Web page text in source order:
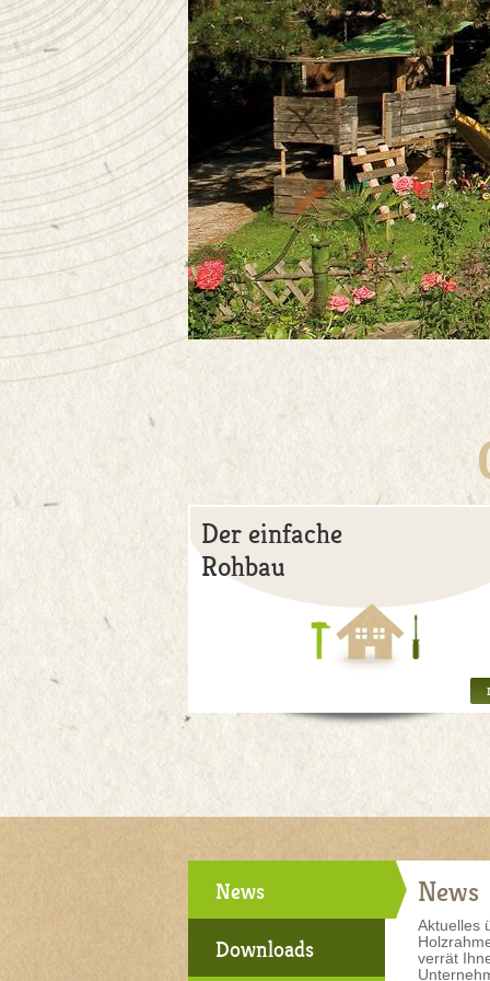
Der einfache
Rohbau
News
Downloads
News
Aktuelles
verrät